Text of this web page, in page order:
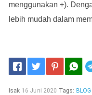
menggunakan +).
lebih mudah dalam
Isak 16 Juni 2020 Tags: BLOG